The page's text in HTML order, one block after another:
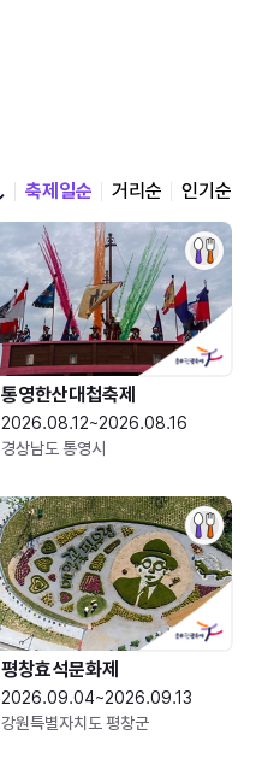
축제일순 거리순 인기순
통영한산대첩축제
2026.08.12~2026.08.16
경상남도 통영시
평창효석문화제
2026.09.04~2026.09.13
강원특별자치도 평창군